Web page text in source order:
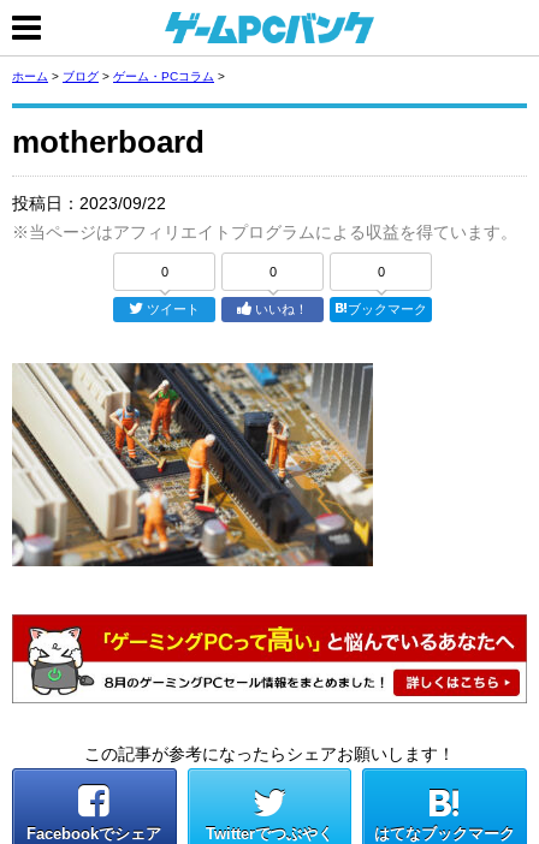
ホーム > ブログ > ゲーム・PCコラム >
motherboard
投稿日： 2023/09/22
※当ページはアフィリエイトプログラムによる収益を得ています。
0
ツイート
0
いいね！
0
ブックマーク
この記事が参考になったらシェアお願いします！
Facebookでシェア Twitterでつぶやく はてなブックマーク